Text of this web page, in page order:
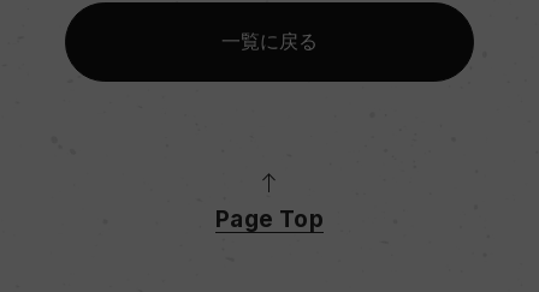
一覧に戻る
Page Top